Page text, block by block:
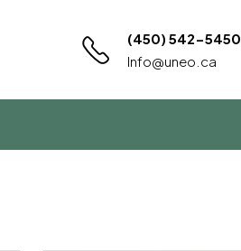
(450) 542-5450
Info@uneo.ca